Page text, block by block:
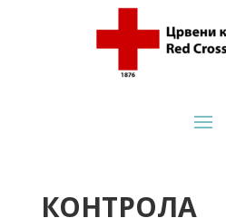
КОНТРОЛА